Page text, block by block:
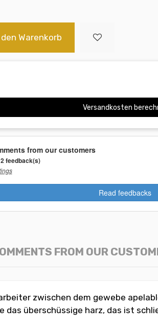
den Warenkorb
Versandkosten
from our customers
feedback(s)
Read feedbacks
FROM OUR
zwischen dem gewebe
überschüssige harz, das ist